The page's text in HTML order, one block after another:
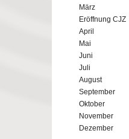
März
Eröffnung CJZ
April
Mai
Juni
Juli
August
September
Oktober
November
Dezember